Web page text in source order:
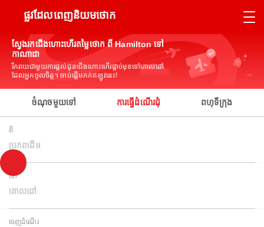
ផ្លូវដែលពេញនិយមថោក
ស្វែងរកជើងហោះហើរតម្លៃថោក ពី Hamilton ទៅ
កាណាដា
រីករាយជាមួយការផ្តល់ជូនជើងហោះហើរផ្តាច់មុខទៅគោលដៅ
ដែលអ្នកចូលចិត្ត។ ចាប់ផ្តើមកក់ឥឡូវនេះ!
ចំណុចមួយទៅ ការធ្វើដំណើរជុំ ពហុទីក្រុង
ពី
ប្រភពដើម
ទៅ
គោលដៅ
ចេញដំណើរ